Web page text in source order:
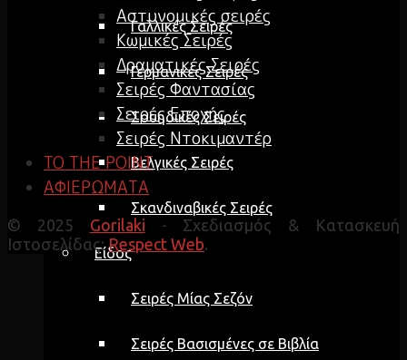
Γαλλικές Σειρές
Γερμανικές Σειρές
Σουηδικές Σειρές
Βελγικές Σειρές
Σκανδιναβικές Σειρές
Είδος
Σειρές Μίας Σεζόν
Σειρές Βασισμένες σε Βιβλία
Αστυνομικές σειρές
Κωμικές Σειρές
Δραματικές Σειρές
Σειρές Φαντασίας
Σειρές Εποχής
Σειρές Ντοκιμαντέρ
TO THE POINT
ΑΦΙΕΡΩΜΑΤΑ
© 2025 Gorilaki - Σχεδιασμός & Κατασκευή
Ιστοσελίδας:Respect Web.